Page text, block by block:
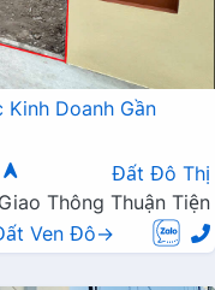
Doanh Gần
Đất Đô Thị
Thông Thuận Tiện
Ven Đô→